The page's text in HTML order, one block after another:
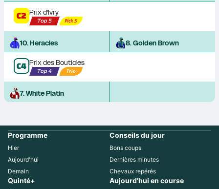
C2 Prix d'Ivry
10. Heracles 8. Golden Brown
C4 Prix des Bouticles
7. White Platin
Programme
Hier
Aujourd'hui
Demain
Conseils du jour
Bons coups
Dernières minutes
Chevaux repérés
Quinté+ Aujourd'hui en course